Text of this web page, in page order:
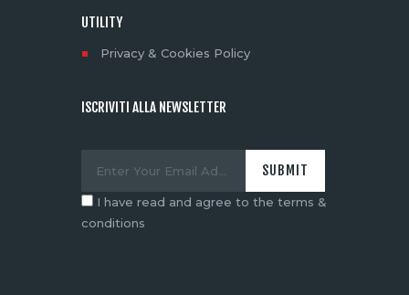
UTILITY
Privacy & Cookies Policy
ISCRIVITI ALLA NEWSLETTER
I have read and agree to the terms &
conditions